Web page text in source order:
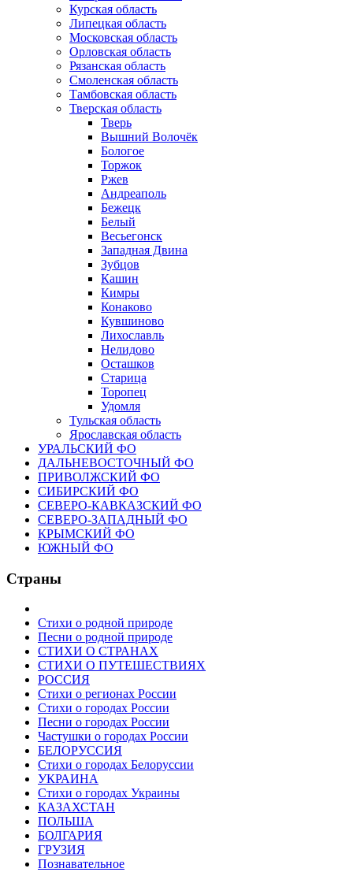
Курская область
Липецкая область
Московская область
Орловская область
Рязанская область
Смоленская область
Тамбовская область
Тверская область
Тверь
Вышний Волочёк
Бологое
Торжок
Ржев
Андреаполь
Бежецк
Белый
Весьегонск
Западная Двина
Зубцов
Кашин
Кимры
Конаково
Кувшиново
Лихославль
Нелидово
Осташков
Старица
Торопец
Удомля
Тульская область
Ярославская область
УРАЛЬСКИЙ ФО
ДАЛЬНЕВОСТОЧНЫЙ ФО
ПРИВОЛЖСКИЙ ФО
СИБИРСКИЙ ФО
СЕВЕРО-КАВКАЗСКИЙ ФО
СЕВЕРО-ЗАПАДНЫЙ ФО
КРЫМСКИЙ ФО
ЮЖНЫЙ ФО
Страны
Стихи о родной природе
Песни о родной природе
СТИХИ О СТРАНАХ
СТИХИ О ПУТЕШЕСТВИЯХ
РОССИЯ
Стихи о регионах России
Стихи о городах России
Песни о городах России
Частушки о городах России
БЕЛОРУССИЯ
Стихи о городах Белоруссии
УКРАИНА
Стихи о городах Украины
КАЗАХСТАН
ПОЛЬША
БОЛГАРИЯ
ГРУЗИЯ
Познавательное